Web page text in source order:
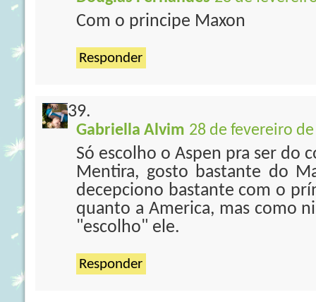
Com o principe Maxon
Responder
Gabriella Alvim 28 de fevereiro
Só escolho o Aspen pra ser do
Mentira, gosto bastante do
decepciono bastante com o
quanto a America, mas como
"escolho" ele.
Responder